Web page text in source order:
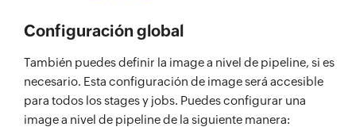
Configuración global
También puedes definir la image a nivel de pipeline, si es
necesario. Esta configuración de image será accesible
para todos los stages y jobs. Puedes configurar una
image a nivel de pipeline de la siguiente manera: